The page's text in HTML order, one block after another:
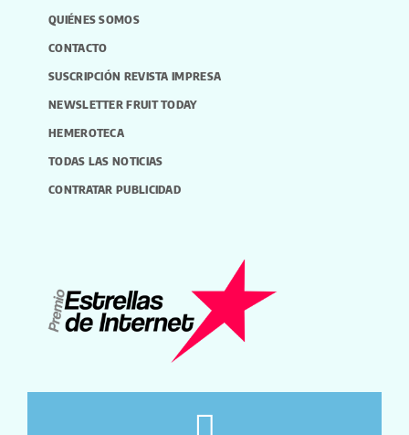
QUIÉNES SOMOS
CONTACTO
SUSCRIPCIÓN REVISTA IMPRESA
NEWSLETTER FRUIT TODAY
HEMEROTECA
TODAS LAS NOTICIAS
CONTRATAR PUBLICIDAD